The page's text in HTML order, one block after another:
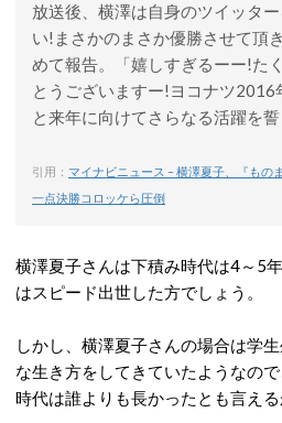
放送後、横澤は自身のツイッタ
い!まさかのまさか優勝させて頂
めて報告。「嬉しすぎるーー!た
とうございますー!ヨコナツ2016
と来年に向けてさらなる活躍を誓
引用： マイナビニュース – 横澤夏子、『もの
一点決勝コロッケら圧倒
横澤夏子さんは下積み時代は4～5
はスピード出世した方でしょう。
しかし、横澤夏子さんの場合は学
な生き方をしてきていたようなの
時代は誰よりも長かったとも言える